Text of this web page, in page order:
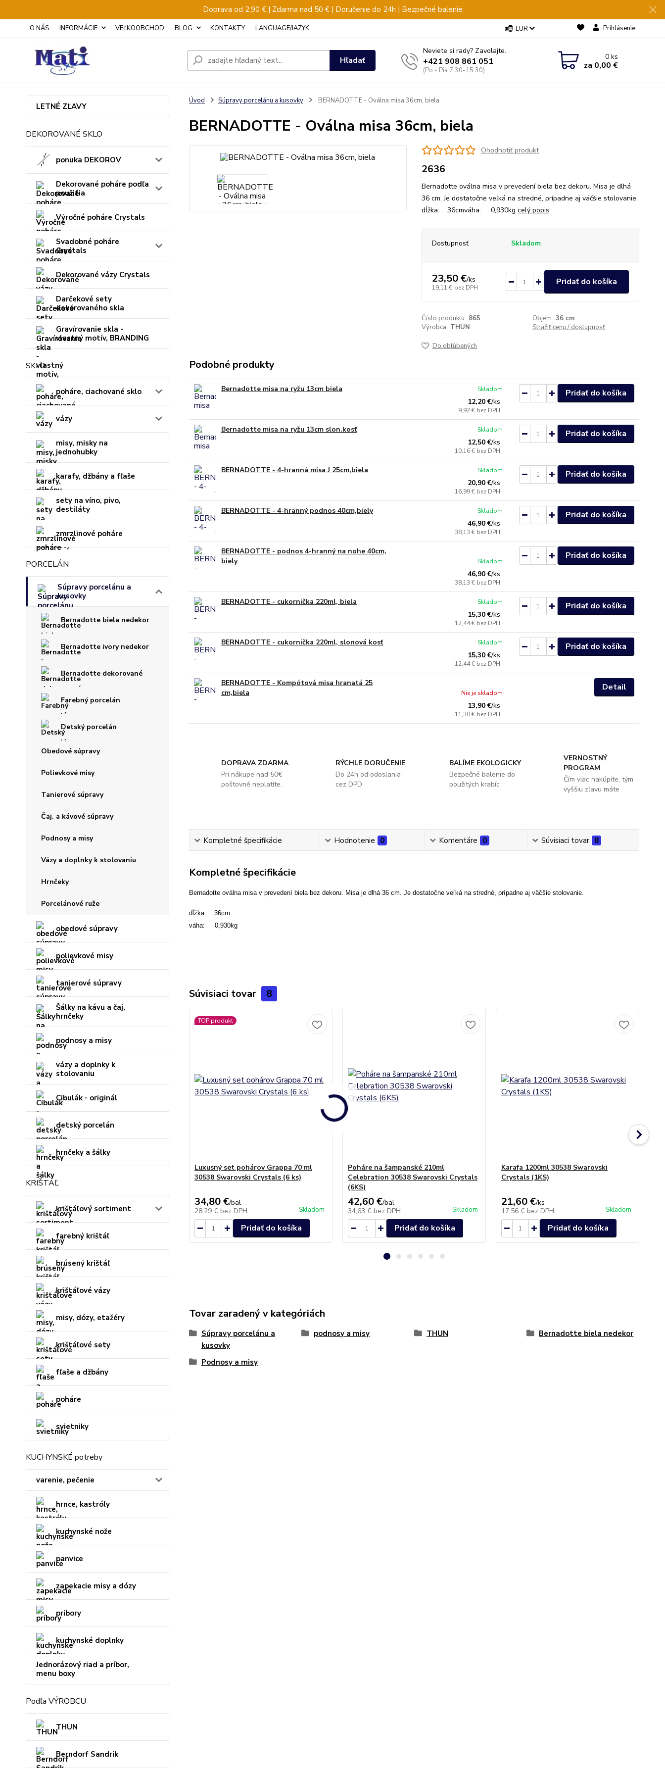
Doprava od 2,90 € | Zdarma nad 50 € | Doručenie do 24h | Bezpečné balenie
O NÁS INFORMÁCIE VEĽKOOBCHOD BLOG KONTAKTY LANGUAGE/JAZYK EUR Prihlásenie
Hľadať
Neviete si rady? Zavolajte.
+421 908 861 051
(Po - Pia 7:30-15:30)
0ks
za 0,00 €
LETNÉ ZĽAVY
DEKOROVANÉ SKLO
ponuka DEKOROV
Dekorované poháre podľa
použitia
Výročné poháre Crystals
Svadobné poháre
Crystals
Dekorované vázy Crystals
Darčekové sety
dekorovaného skla
Gravírovanie skla -
vlastný motív, BRANDING
SKLO
poháre, ciachované sklo
vázy
misy, misky na
jednohubky
karafy, džbány a fľaše
sety na víno, pivo,
destiláty
zmrzlinové poháre
PORCELÁN
Súpravy porcelánu a
kusovky
Bernadotte biela nedekor
Bernadotte ivory nedekor
Bernadotte dekorované
Farebný porcelán
Detský porcelán
Obedové súpravy
Polievkové misy
Tanierové súpravy
Čaj. a kávové súpravy
Podnosy a misy
Vázy a doplnky k stolovaniu
Hrnčeky
Porcelánové ruže
obedové súpravy
polievkové misy
tanierové súpravy
Šálky na kávu a čaj,
hrnčeky
podnosy a misy
vázy a doplnky k
stolovaniu
Cibulák - originál
detský porcelán
hrnčeky a šálky
KRIŠTÁĽ
krištáľový sortiment
farebný krištáľ
brúsený krištáľ
krištáľové vázy
misy, dózy, etažéry
krištáľové sety
fľaše a džbány
poháre
svietniky
KUCHYNSKÉ potreby
varenie, pečenie
hrnce, kastróly
kuchynské nože
panvice
zapekacie misy a dózy
príbory
kuchynské doplnky
Jednorázový riad a príbor,
menu boxy
Podľa VÝROBCU
THUN
Berndorf Sandrik
Úvod Súpravy porcelánu a kusovky BERNADOTTE - Oválna misa 36cm, biela
BERNADOTTE - Oválna misa 36cm, biela
Ohodnotiť produkt
2636
Bernadotte oválna misa v prevedení biela bez dekoru. Misa je dlhá
36 cm. Je dostatočne veľká na stredné, prípadne aj väčšie stolovanie.
dĺžka: 36cmváha: 0,930kg celý popis
Dostupnosť Skladom
23,50 €/ks
19,11 € bez DPH
Pridať do košíka
Číslo produktu: 865 Objem: 36 cm
Výrobca: THUN Strážiť cenu / dostupnosť
Do obľúbených
Podobné produkty
Bernadotte misa na ryžu 13cm biela
12,20 €/ks
9,92 € bez DPH
Skladom Pridať do košíka
Bernadotte misa na ryžu 13cm slon.kosť
12,50 €/ks
10,16 € bez DPH
Skladom Pridať do košíka
BERNADOTTE - 4-hranná misa J 25cm,biela
20,90 €/ks
16,99 € bez DPH
Skladom Pridať do košíka
BERNADOTTE - 4-hranný podnos 40cm,biely
46,90 €/ks
38,13 € bez DPH
Skladom Pridať do košíka
BERNADOTTE - podnos 4-hranný na nohe 40cm,
biely
46,90 €/ks
38,13 € bez DPH
Skladom
Pridať do košíka
BERNADOTTE - cukornička 220ml, biela
15,30 €/ks
12,44 € bez DPH
Skladom Pridať do košíka
BERNADOTTE - cukornička 220ml, slonová kosť
15,30 €/ks
12,44 € bez DPH
Skladom Pridať do košíka
BERNADOTTE - Kompótová misa hranatá 25
cm,biela
13,90 €/ks
11,30 € bez DPH
Nie je skladom
Detail
DOPRAVA ZDARMA
Pri nákupe nad 50€
poštovné neplatíte.
RÝCHLE DORUČENIE
Do 24h od odoslania
cez DPD
BALÍME EKOLOGICKY
Bezpečné balenie do
použitých krabíc
VERNOSTNÝ
PROGRAM
Čím viac nakúpite, tým
vyššiu zľavu máte
Kompletné špecifikácie Hodnotenie 0 Komentáre 0 Súvisiaci tovar 8
Kompletné špecifikácie
Bernadotte oválna misa v prevedení biela bez dekoru. Misa je dlhá 36 cm. Je dostatočne veľká na stredné, prípadne aj väčšie stolovanie.
dĺžka: 36cm
váha: 0,930kg
Súvisiaci tovar 8
TOP produkt
Luxusný set pohárov Grappa 70 ml
30538 Swarovski Crystals (6 ks)
34,80 €/bal
28,29 € bez DPH Skladom
Pridať do košíka
Poháre na šampanské 210ml
Celebration 30538 Swarovski Crystals
(6KS)
42,60 €/bal
34,63 € bez DPH Skladom
Pridať do košíka
Karafa 1200ml 30538 Swarovski
Crystals (1KS)
21,60 €/ks
17,56 € bez DPH Skladom
Pridať do košíka
Tovar zaradený v kategóriách
Súpravy porcelánu a
kusovky
podnosy a misy THUN Bernadotte biela nedekor
Podnosy a misy